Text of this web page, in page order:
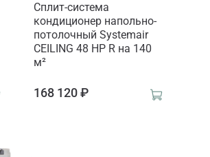
Сплит-система
кондиционер напольно-
потолочный Systemair
CEILING 48 HP R на 140
м²
168 120 ₽